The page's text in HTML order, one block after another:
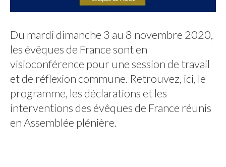
Du mardi dimanche 3 au 8 novembre 2020,
les évêques de France sont en
visioconférence pour une session de travail
et de réflexion commune. Retrouvez, ici, le
programme, les déclarations et les
interventions des évêques de France réunis
en Assemblée plénière.